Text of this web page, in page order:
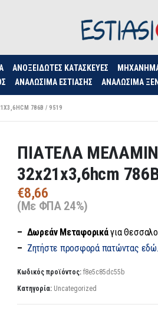
ΑΝΟΞΕΊΔΩΤΕΣ ΚΑΤΑΣΚΕΥΈΣ
ΑΝΑΛΏΣΙΜΑ ΕΣΤΊΑΣΗΣ ΑΝΑΛΏΣΙΜΑ
786B / 9519
ΠΙΑΤΕΛΑ
32x21x3,6hcm
€8,66
(Με ΦΠΑ 24%)
– Δωρεάν Μεταφορικάγια
– Ζητήστε προσφορά πατώντας εδώ.
Κωδικός προϊόντος:f8e5c85dc55b
Κατηγορία: Uncategorized